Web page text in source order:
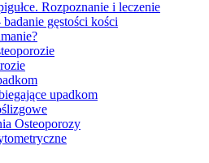
Rozpoznanie i leczenie
gęstości kości
upadkom
Osteoporozy